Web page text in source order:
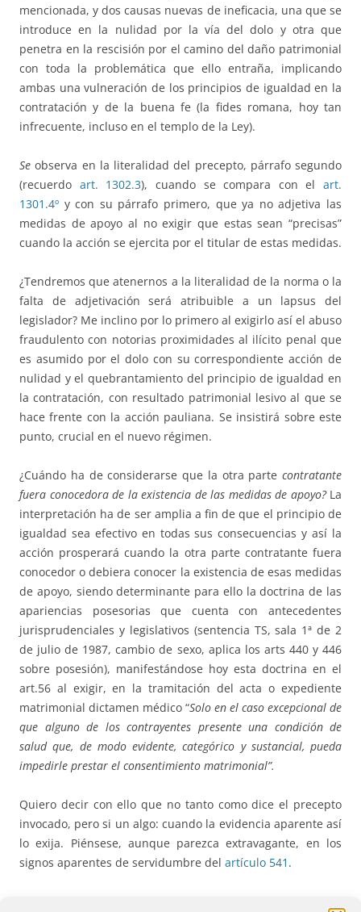
mencionada, y dos causas nuevas de ineficacia, una que se
introduce en la nulidad por la vía del dolo y otra que
penetra en la rescisión por el camino del daño patrimonial
con toda la problemática que ello entraña, implicando
ambas una vulneración de los principios de igualdad en la
contratación y de la buena fe (la fides romana, hoy tan
infrecuente, incluso en el templo de la Ley).
Se observa en la literalidad del precepto, párrafo segundo
(recuerdo art. 1302.3), cuando se compara con el art.
1301.4º y con su párrafo primero, que ya no adjetiva las
medidas de apoyo al no exigir que estas sean “precisas”
cuando la acción se ejercita por el titular de estas medidas.
¿Tendremos que atenernos a la literalidad de la norma o la
falta de adjetivación será atribuible a un lapsus del
legislador? Me inclino por lo primero al exigirlo así el abuso
fraudulento con notorias proximidades al ilícito penal que
es asumido por el dolo con su correspondiente acción de
nulidad y el quebrantamiento del principio de igualdad en
la contratación, con resultado patrimonial lesivo al que se
hace frente con la acción pauliana. Se insistirá sobre este
punto, crucial en el nuevo régimen.
¿Cuándo ha de considerarse que la otra parte contratante
fuera conocedora de la existencia de las medidas de apoyo? La
interpretación ha de ser amplia a fin de que el principio de
igualdad sea efectivo en todas sus consecuencias y así la
acción prosperará cuando la otra parte contratante fuera
conocedor o debiera conocer la existencia de esas medidas
de apoyo, siendo determinante para ello la doctrina de las
apariencias posesorias que cuenta con antecedentes
jurisprudenciales y legislativos (sentencia TS, sala 1ª de 2
de julio de 1987, cambio de sexo, aplica los arts 440 y 446
sobre posesión), manifestándose hoy esta doctrina en el
art.56 al exigir, en la tramitación del acta o expediente
matrimonial dictamen médico “Solo en el caso excepcional de
que alguno de los contrayentes presente una condición de
salud que, de modo evidente, categórico y sustancial, pueda
impedirle prestar el consentimiento matrimonial”.
Quiero decir con ello que no tanto como dice el precepto
invocado, pero si un algo: cuando la evidencia aparente así
lo exija. Piénsese, aunque parezca extravagante, en los
signos aparentes de servidumbre del artículo 541 .